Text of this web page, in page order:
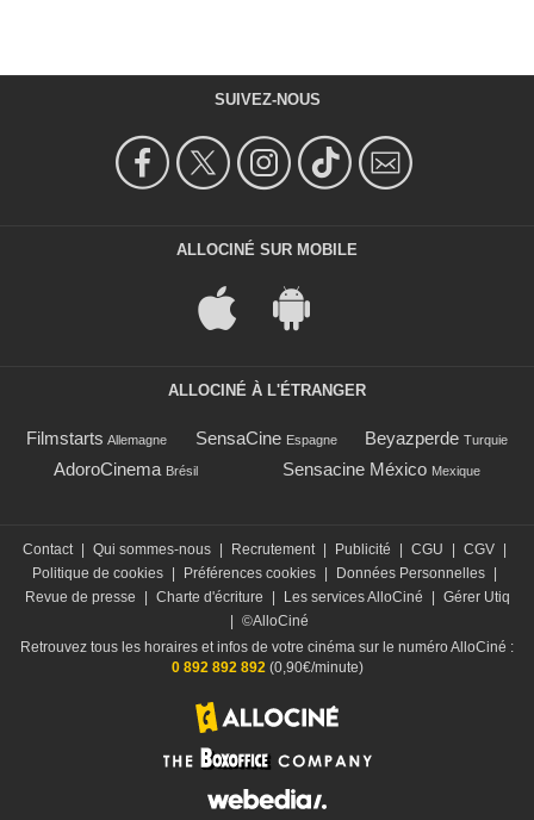
SUIVEZ-NOUS
ALLOCINÉ SUR MOBILE
ALLOCINÉ À L'ÉTRANGER
Filmstarts Allemagne SensaCine Espagne Beyazperde Turquie
AdoroCinema Brésil Sensacine México Mexique
Contact | Qui sommes-nous | Recrutement | Publicité | CGU | CGV |
Politique de cookies | Préférences cookies | Données Personnelles |
Revue de presse
| Charte d'écriture | Les services AlloCiné | Gérer Utiq
| ©AlloCiné
Retrouvez tous les horaires et infos de votre cinéma sur le numéro AlloCiné :
0 892 892 892(0,90€/minute)